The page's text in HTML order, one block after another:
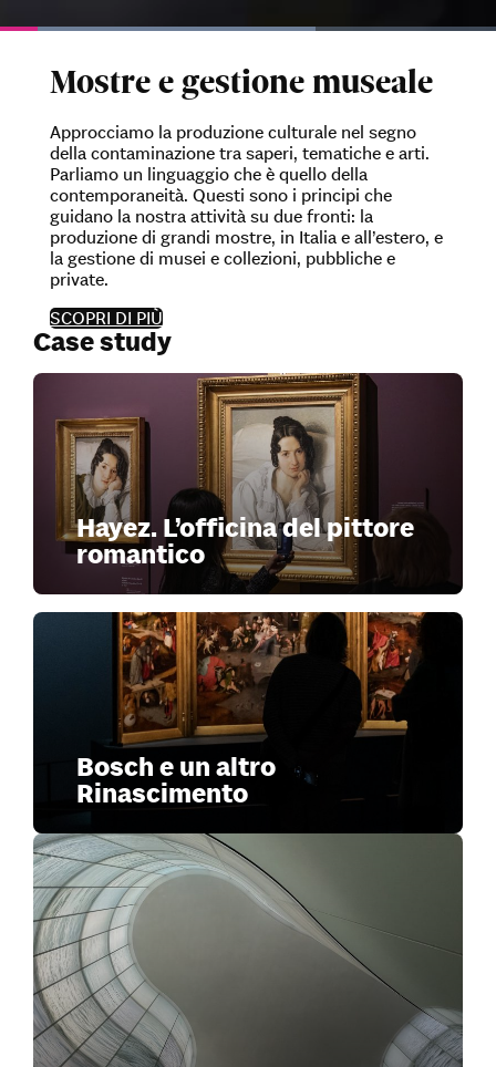
Time
Loaded:
Mostre e gestione museale
Approcciamo la produzione culturale nel segno
della contaminazione tra saperi, tematiche e arti.
Parliamo un linguaggio che è quello della
contemporaneità. Questi sono i principi che
guidano la nostra attività su due fronti: la
produzione di grandi mostre, in Italia e all’estero, e
la gestione di musei e collezioni, pubbliche e
private.
SCOPRI DI PIÙ
Case study
Hayez. L’officina del pittore
romantico
Bosch e un altro
Rinascimento